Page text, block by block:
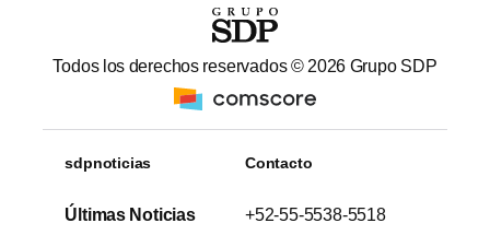
Todos los derechos reservados © 2026 Grupo SDP
sdpnoticias
Últimas Noticias
Contacto
+52-55-5538-5518